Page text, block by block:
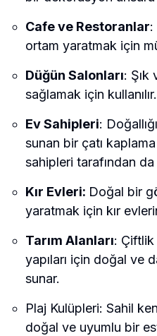
Cafe ve Restoranlar:
ortam yaratmak için
Düğün Salonları: Şık
sağlamak için kullanılır.
Ev Sahipleri:
sunan bir çatı
sahipleri tarafından
Kır Evleri: Doğal bir
yaratmak için kır
Tarım Alanları: Çiftlik
yapıları için doğal ve
sunar.
Plaj Kulüpleri: Sahil
doğal ve uyumlu bir